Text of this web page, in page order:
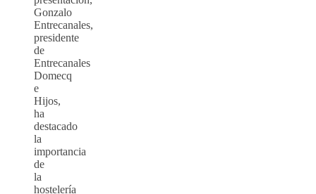
Gonzalo
Entrecanales,
presidente
de
Entrecanales
Domecq
e
Hijos,
ha
destacado
la
importancia
de
la
hostelería